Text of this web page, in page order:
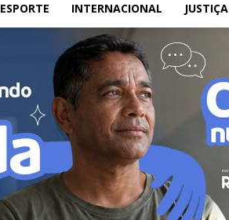
ESPORTE INTERNACIONAL JUSTIÇA